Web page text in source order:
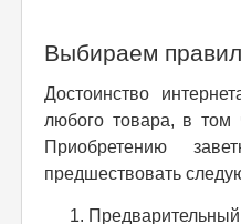
Выбираем
Достоинство
любого товара, в том
Приобретению
предшествовать